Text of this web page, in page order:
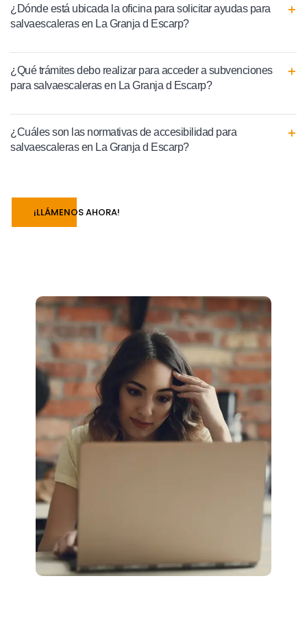
¿Dónde está ubicada la oficina para solicitar ayudas para
salvaescaleras en La Granja d Escarp?
¿Qué trámites debo realizar para acceder a subvenciones
para salvaescaleras en La Granja d Escarp?
¿Cuáles son las normativas de accesibilidad para
salvaescaleras en La Granja d Escarp?
¡LLÁMENOS AHORA!